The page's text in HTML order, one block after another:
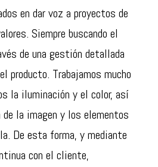
en dar voz a proyectos de
Siempre buscando el
de una gestión detallada
producto. Trabajamos mucho
la iluminación y el color, así
la imagen y los elementos
De esta forma, y mediante
con el cliente,